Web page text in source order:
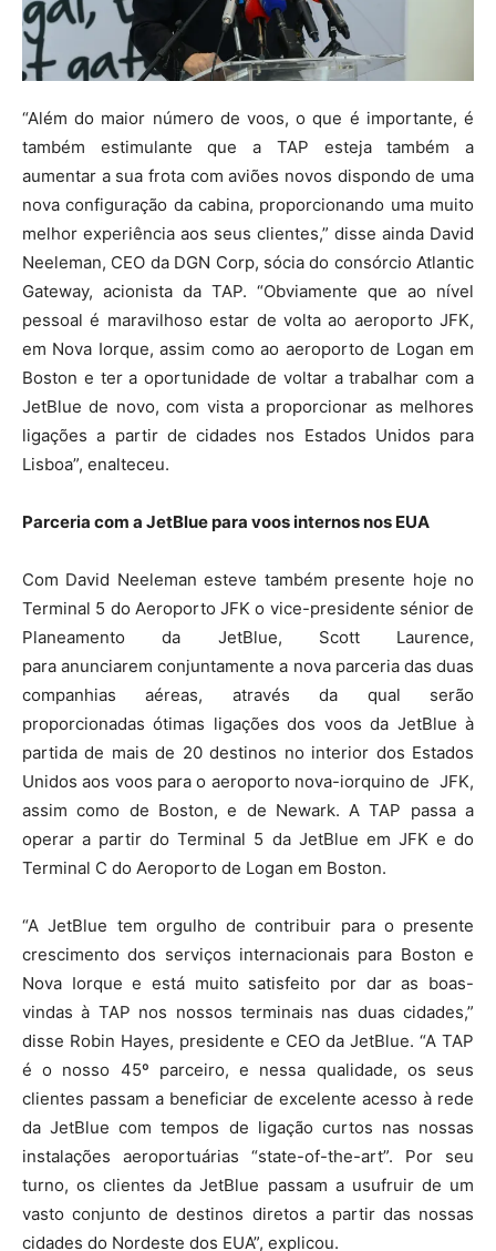
“Além do maior número de voos, o que é importante, é
também estimulante que a TAP esteja também a
aumentar a sua frota com aviões novos dispondo de uma
nova configuração da cabina, proporcionando uma muito
melhor experiência aos seus clientes,” disse ainda David
Neeleman, CEO da DGN Corp, sócia do consórcio Atlantic
Gateway, acionista da TAP. “Obviamente que ao nível
pessoal é maravilhoso estar de volta ao aeroporto JFK,
em Nova Iorque, assim como ao aeroporto de Logan em
Boston e ter a oportunidade de voltar a trabalhar com a
JetBlue de novo, com vista a proporcionar as melhores
ligações a partir de cidades nos Estados Unidos para
Lisboa”, enalteceu.
Parceria com a JetBlue para voos internos nos EUA
Com David Neeleman esteve também presente hoje no
Terminal 5 do Aeroporto JFK o vice-presidente sénior de
Planeamento da JetBlue, Scott Laurence,
para anunciarem conjuntamente a nova parceria das duas
companhias aéreas, através da qual serão
proporcionadas ótimas ligações dos voos da JetBlue à
partida de mais de 20 destinos no interior dos Estados
Unidos aos voos para o aeroporto nova-iorquino de JFK,
assim como de Boston, e de Newark. A TAP passa a
operar a partir do Terminal 5 da JetBlue em JFK e do
Terminal C do Aeroporto de Logan em Boston.
“A JetBlue tem orgulho de contribuir para o presente
crescimento dos serviços internacionais para Boston e
Nova Iorque e está muito satisfeito por dar as boas-
vindas à TAP nos nossos terminais nas duas cidades,”
disse Robin Hayes, presidente e CEO da JetBlue. “A TAP
é o nosso 45º parceiro, e nessa qualidade, os seus
clientes passam a beneficiar de excelente acesso à rede
da JetBlue com tempos de ligação curtos nas nossas
instalações aeroportuárias “state-of-the-art”. Por seu
turno, os clientes da JetBlue passam a usufruir de um
vasto conjunto de destinos diretos a partir das nossas
cidades do Nordeste dos EUA”, explicou.